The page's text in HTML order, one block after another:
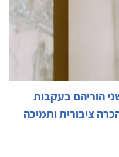
הוריהם בעקבות
ציבורית ותמיכה